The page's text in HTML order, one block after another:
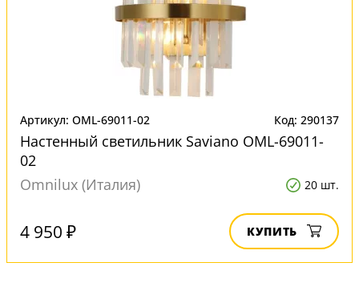
Артикул: OML-69011-02 Код: 290137
Настенный светильник Saviano OML-69011-
02
Omnilux (Италия)
20 шт.
4 950 ₽ КУПИТЬ